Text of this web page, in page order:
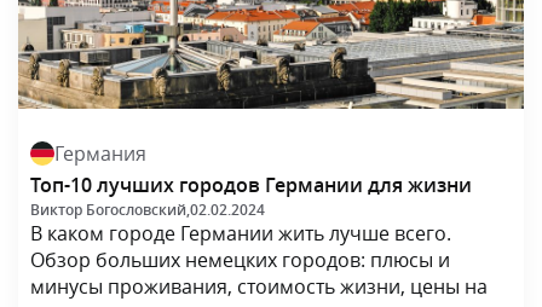
Топ-10 лучших городов Германии для жизни
Виктор Богословский,02.02.2024
В каком городе Германии жить лучше всего.
Обзор больших немецких городов: плюсы и
минусы проживания, стоимость жизни, цены на
недвижимость, зарплат...